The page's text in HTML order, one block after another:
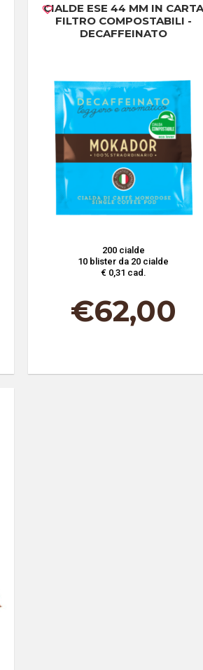
CIALDE ESE 44 MM IN CARTA
FILTRO COMPOSTABILI -
DECAFFEINATO
200 cialde
10 blister da 20 cialde
€ 0,31 cad.
€62,00